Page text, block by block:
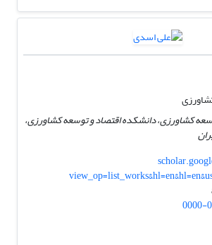
کشاورزی، دانشکده اقتصاد و توسعه کشاورزی،
0000-